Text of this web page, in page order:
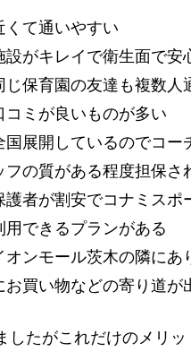
くて通いやすい
設がキレイで衛生面で安
じ保育園の友達も複数人
コミが良いものが多い
国展開しているのでコー
フの質がある程度担保さ
護者が割安でコナミスポ
用できるプランがある
オンモール茨木の隣にあ
お買い物などの寄り道が
したがこれだけのメリ